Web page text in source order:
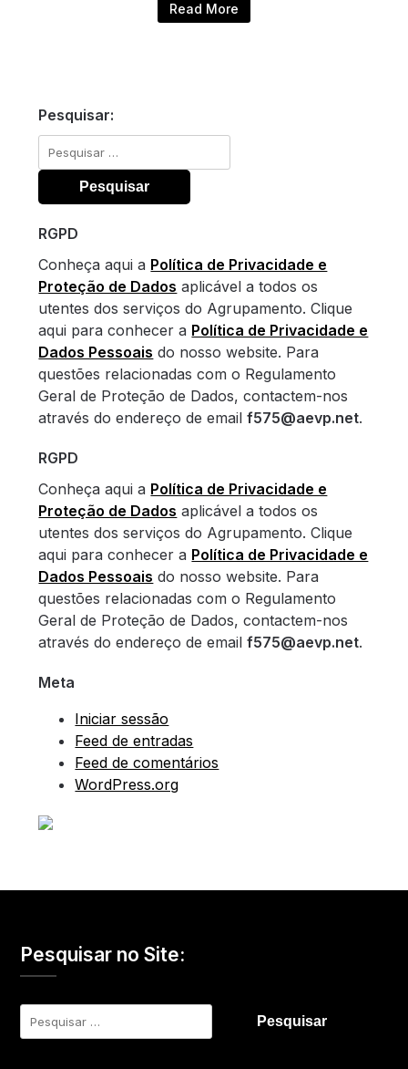
Read More
Pesquisar:
Pesquisar
por:
RGPD
Conheça aqui a Política de Privacidade e
Proteção de Dados aplicável a todos os
utentes dos serviços do Agrupamento. Clique
aqui para conhecer a Política de Privacidade e
Dados Pessoais do nosso website. Para
questões relacionadas com o Regulamento
Geral de Proteção de Dados, contactem-nos
através do endereço de emailf575@aevp.net.
RGPD
Conheça aqui a Política de Privacidade e
Proteção de Dados aplicável a todos os
utentes dos serviços do Agrupamento. Clique
aqui para conhecer a Política de Privacidade e
Dados Pessoais do nosso website. Para
questões relacionadas com o Regulamento
Geral de Proteção de Dados, contactem-nos
através do endereço de emailf575@aevp.net.
Meta
Iniciar sessão
Feed de entradas
Feed de comentários
WordPress.org
Pesquisar no Site:
Pesquisar
por: